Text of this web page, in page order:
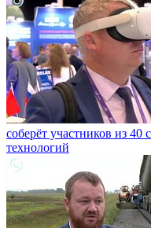
соберёт участников из 40
технологий